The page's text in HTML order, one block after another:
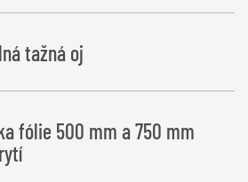
tažná oj
fólie 500 mm a 750 mm